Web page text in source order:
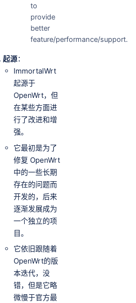
to
provide
better
feature/performance/support.
起源：
ImmortalWrt
起源于
OpenWrt，但
在某些方面进
行了改进和增
强。
它最初是为了
修复 OpenWrt
中的一些长期
存在的问题而
开发的，后来
逐渐发展成为
一个独立的项
目。
它依旧跟随着
OpenWrt的版
本迭代，没
错，但是它略
微慢于官方最